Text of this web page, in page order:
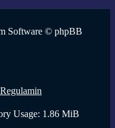
Software © phpBB
Regulamin
Usage: 1.86 MiB